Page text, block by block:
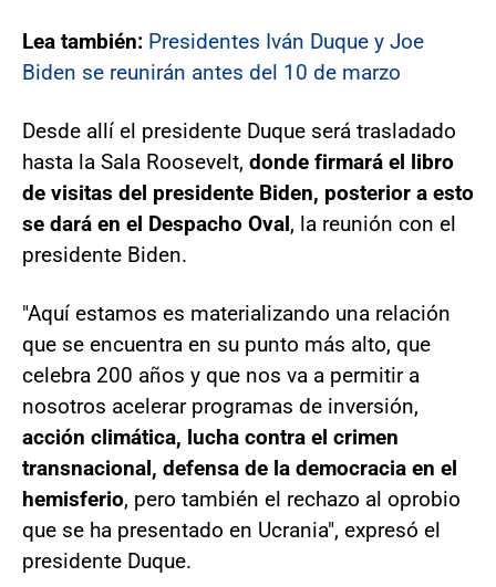
Lea también: Presidentes Iván Duque y Joe
Biden se reunirán antes del 10 de marzo
Desde allí el presidente Duque será trasladado
hasta la Sala Roosevelt, donde firmará el libro
de visitas del presidente Biden, posterior a esto
se dará en el Despacho Oval, la reunión con el
presidente Biden.
"Aquí estamos es materializando una relación
que se encuentra en su punto más alto, que
celebra 200 años y que nos va a permitir a
nosotros acelerar programas de inversión,
acción climática, lucha contra el crimen
transnacional, defensa de la democracia en el
hemisferio, pero también el rechazo al oprobio
que se ha presentado en Ucrania", expresó el
presidente Duque.